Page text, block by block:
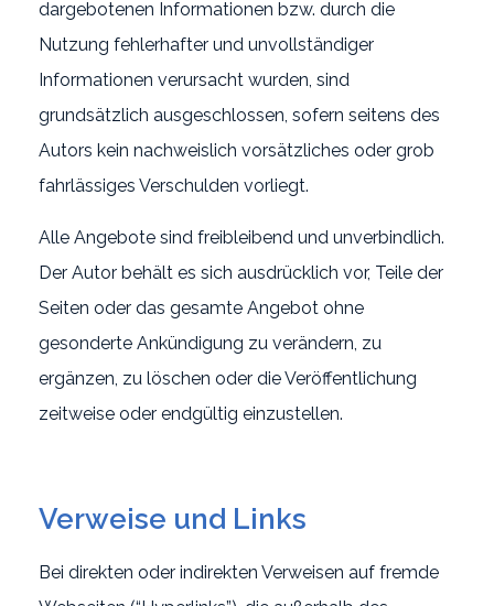
dargebotenen Informationen bzw. durch die
Nutzung fehlerhafter und unvollständiger
Informationen verursacht wurden, sind
grundsätzlich ausgeschlossen, sofern seitens des
Autors kein nachweislich vorsätzliches oder grob
fahrlässiges Verschulden vorliegt.
Alle Angebote sind freibleibend und unverbindlich.
Der Autor behält es sich ausdrücklich vor, Teile der
Seiten oder das gesamte Angebot ohne
gesonderte Ankündigung zu verändern, zu
ergänzen, zu löschen oder die Veröffentlichung
zeitweise oder endgültig einzustellen.
Verweise und Links
Bei direkten oder indirekten Verweisen auf fremde